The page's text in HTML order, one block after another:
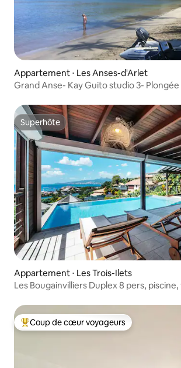
Appartement ⋅ Les Anses-d'Arlet
Grand Anse- Kay Guito studio 3-
Superhôte
Superhôte
Appartement ⋅ Les Trois-Ilets
Les Bougainvilliers Duplex 8 pers, piscine,
Coups de cœur voyageurs les plus
Coup de cœur voyageurs